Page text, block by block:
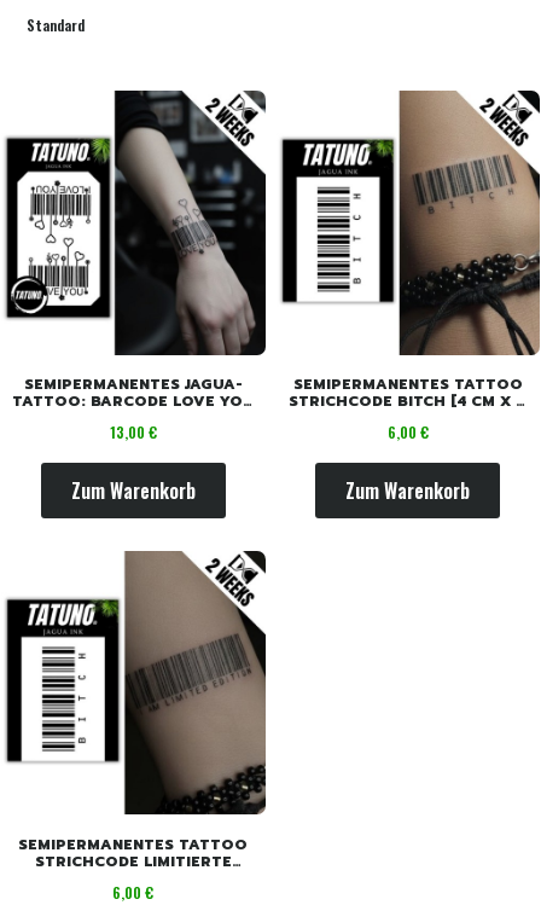
Standard
SEMIPERMANENTES JAGUA-
TATTOO: BARCODE LOVE YOU
Preis
13,00 €
Zum Warenkorb
SEMIPERMANENTES TATTOO
STRICHCODE BITCH [4 CM X 6
Preis
6,00 €
Zum Warenkorb
SEMIPERMANENTES TATTOO
STRICHCODE LIMITIERTE
Preis
6,00 €